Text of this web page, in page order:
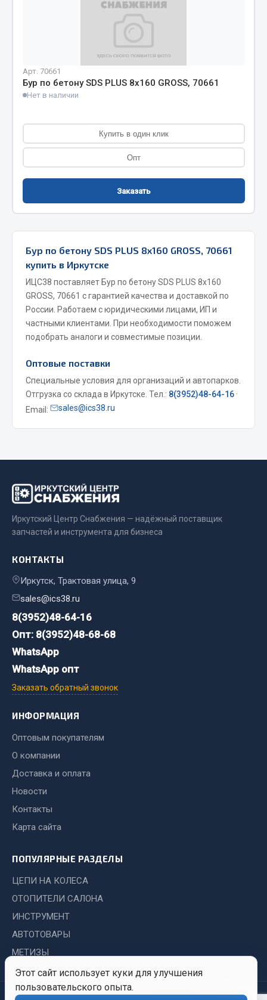
Соединительные элементы
Адаптеры и переходники
Трубки, муфты, гайки
Весь раздел
Инструмент
Автомобильный инструмент
Измерительный инструмент
Силовое оборудование
Слесарный инструмент
РТИ
Кольца уплотнительные
Лента конвейерная
Манжеты
Прокладки
Рукава высокого давления
Весь раздел
Автолампы
Вилки нагрузочные
Выключатели и переключатели клавишные
Выключатели кнопочные
Выключатель массы
Изолента
Весь раздел
Арт. 70661
Бур по бетону SDS PLUS 8х160 GROSS, 70661
Нет в наличии
Купить в один клик
Опт
Заказать
Бур по бетону SDS PLUS 8х160 GROSS, 70661
купить в Иркутске
ИЦС38 поставляет Бур по бетону SDS PLUS 8х160
GROSS, 70661 с гарантией качества и доставкой по
России. Работаем с юридическими лицами, ИП и
частными клиентами. При необходимости поможем
подобрать аналоги и совместимые позиции.
Оптовые поставки
Специальные условия для организаций и автопарков.
Отгрузка со склада в Иркутске. Тел.: 8(3952)48-64-16 ·
Email:
sales@ics38.ru
Этот сайт использует куки для улучшения
пользовательского опыта.
Иркутский Центр Снабжения — надёжный поставщик
запчастей и инструмента для бизнеса
КОНТАКТЫ
Иркутск, Трактовая улица, 9
sales@ics38.ru
8(3952)48-64-16
Опт: 8(3952)48-68-68
WhatsApp
WhatsApp опт
Заказать обратный звонок
ИНФОРМАЦИЯ
Оптовым покупателям
О компании
Доставка и оплата
Новости
Контакты
Карта сайта
ПОПУЛЯРНЫЕ РАЗДЕЛЫ
ЦЕПИ НА КОЛЕСА
ОТОПИТЕЛИ САЛОНА
ИНСТРУМЕНТ
АВТОТОВАРЫ
МЕТИЗЫ
© 2026 Иркутский Центр Политика Обработка